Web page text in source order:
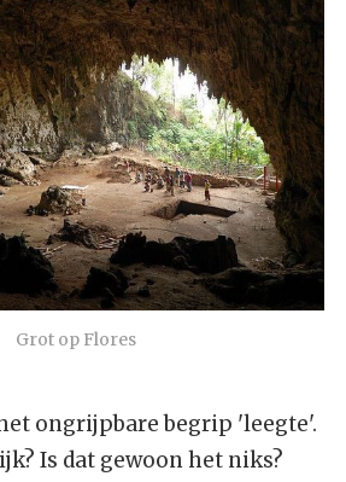
Grot op Flores
ongrijpbare begrip 'leegte'.
Is dat gewoon het niks?